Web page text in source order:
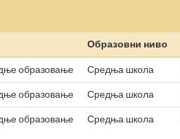
Образовни ниво
образовање Средња школа
образовање Средња школа
образовање Средња школа